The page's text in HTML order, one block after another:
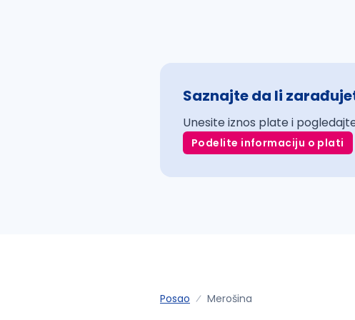
Saznajte da li
Unesite iznos plate i
Podelite informaciju o plati
Posao Merošina